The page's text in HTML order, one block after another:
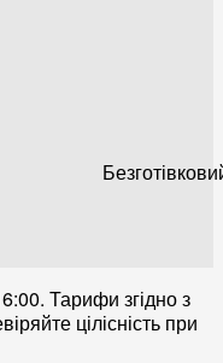
Тарифи згідно з
цілісність при